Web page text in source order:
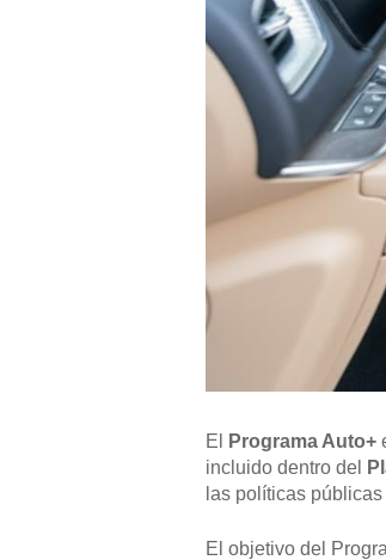
El Programa Auto+
incluido dentro del
las políticas
El objetivo del